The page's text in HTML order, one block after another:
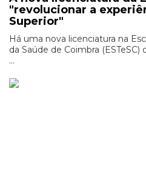
"revolucionar a
Superior"
Há uma nova licenciatura na
da Saúde de Coimbra
...